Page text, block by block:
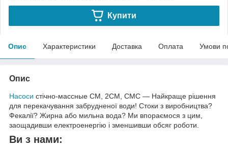
Купити
Опис Характеристики Доставка Оплата Умови
Опис
Насоси стічно-массные СМ, 2СМ, СМС ― Найкраще рішення
для перекачування забрудненої води! Стоки з виробництва?
Фекалії? Жирна або мильна вода? Ми впораємося з цим,
заощадивши електроенергію і зменшивши обсяг роботи.
Ви з нами: